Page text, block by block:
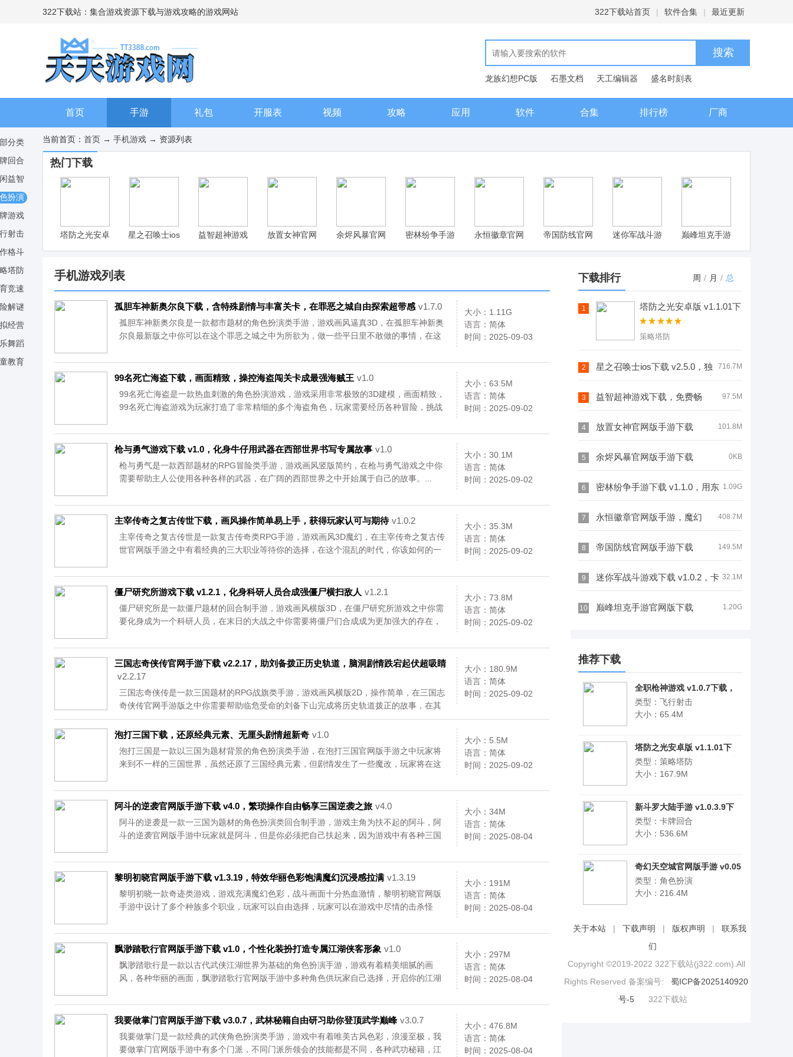
322下载站：集合游戏资源下载与游戏攻略的游戏网站 322下载站首页 | 软件合集 | 最近更新
龙族幻想PC版 石墨文档 天工编辑器
盛名时刻表
现代汉语词典
首页 手游 礼包 开服表 视频 攻略 应用 软件 合集 排行榜 厂商
当前首页： 首页 → 手机游戏 → 资源列表
热门下载
塔防之光安卓
版 v1.1.01下
载，rougelike
元素的塔防之
光策略塔防网
星之召唤士ios
下载 v2.5.0，
产SSR
益智超神游戏
下载，免费畅
放置女神官网
版手游下载
法，能自动完
成各种任务
余烬风暴官网
版手游下载
环境沉浸感拉
满
密林纷争手游
下载 v1.1.0，
动的玄幻大陆
永恒徽章官网
版手游，魔幻
帝国防线官网
版手游下载
匹配真人玩家
迷你军战斗游
戏下载
画风、定制
BGM增强沉浸
巅峰坦克手游
官网版下载
装甲、导弹等
配件助你打造
手机游戏列表
大小：1.11G
语言：简体
时间：2025-09-03
孤胆车神新奥尔良下载，含特殊剧情与丰富关卡，在罪恶之城自由探索超带感 v1.7.0
孤胆车神新奥尔良是一款都市题材的角色扮演类手游，游戏画风逼真3D，在孤胆车神新奥
尔良最新版之中你可以在这个罪恶之城之中为所欲为，做一些平日里不敢做的事情，在这
大小：63.5M
语言：简体
时间：2025-09-02
99名死亡海盗下载，画面精致，操控海盗闯关卡成最强海贼王 v1.0
99名死亡海盗是一款热血刺激的角色扮演游戏，游戏采用非常极致的3D建模，画面精致，
99名死亡海盗游戏为玩家打造了非常精细的多个海盗角色，玩家需要经历各种冒险，挑战
大小：30.1M
语言：简体
时间：2025-09-02
枪与勇气游戏下载 v1.0，化身牛仔用武器在西部世界书写专属故事 v1.0
枪与勇气是一款西部题材的RPG冒险类手游，游戏画风竖版简约，在枪与勇气游戏之中你
需要帮助主人公使用各种各样的武器，在广阔的西部世界之中开始属于自己的故事。...
大小：35.3M
语言：简体
时间：2025-09-02
主宰传奇之复古传世下载，画风操作简单易上手，获得玩家认可与期待 v1.0.2
主宰传奇之复古传世是一款复古传奇类RPG手游，游戏画风3D魔幻，在主宰传奇之复古传
世官网版手游之中有着经典的三大职业等待你的选择，在这个混乱的时代，你该如何的一
大小：73.8M
语言：简体
时间：2025-09-02
僵尸研究所游戏下载 v1.2.1，化身科研人员合成强僵尸横扫敌人 v1.2.1
僵尸研究所是一款僵尸题材的回合制手游，游戏画风横版3D，在僵尸研究所游戏之中你需
要化身成为一个科研人员，在末日的大战之中你需要将僵尸们合成成为更加强大的存在，
大小：180.9M
语言：简体
时间：2025-09-02
三国志奇侠传官网手游下载 v2.2.17，助刘备拨正历史轨道，脑洞剧情跌宕起伏超吸睛
v2.2.17
三国志奇侠传是一款三国题材的RPG战旗类手游，游戏画风横版2D，操作简单，在三国志
奇侠传官网手游版之中你需要帮助临危受命的刘备下山完成将历史轨道拨正的故事，在其
中你将会遭遇许许多多的人和事，你能够收集齐吗?快来三国志奇侠传，开始探索这个全新
的故事吧。...
大小：5.5M
语言：简体
时间：2025-09-02
泡打三国下载，还原经典元素、无厘头剧情超新奇 v1.0
泡打三国是一款以三国为题材背景的角色扮演类手游，在泡打三国官网版手游之中玩家将
来到不一样的三国世界，虽然还原了三国经典元素，但剧情发生了一些魔改，玩家将在这
大小：34M
语言：简体
时间：2025-08-04
阿斗的逆袭官网版手游下载 v4.0，繁琐操作自由畅享三国逆袭之旅 v4.0
阿斗的逆袭是一款一三国为题材的角色扮演类回合制手游，游戏主角为扶不起的阿斗，阿
斗的逆袭官网版手游中玩家就是阿斗，但是你必须把自己扶起来，因为游戏中有各种三国
大小：191M
语言：简体
时间：2025-08-04
黎明初晓官网版手游下载 v1.3.19，特效华丽色彩饱满魔幻沉浸感拉满 v1.3.19
黎明初晓一款奇迹类游戏，游戏充满魔幻色彩，战斗画面十分热血激情，黎明初晓官网版
手游中设计了多个种族多个职业，玩家可以自由选择，玩家可以在游戏中尽情的击杀怪
大小：297M
语言：简体
时间：2025-08-04
飘渺踏歌行官网版手游下载 v1.0，个性化装扮打造专属江湖侠客形象 v1.0
飘渺踏歌行是一款以古代武侠江湖世界为基础的角色扮演手游，游戏有着精美细腻的画
风，各种华丽的画面，飘渺踏歌行官网版手游中多种角色供玩家自己选择，开启你的江湖
大小：476.8M
语言：简体
时间：2025-08-04
我要做掌门官网版手游下载 v3.0.7，武林秘籍自由研习助你登顶武学巅峰 v3.0.7
我要做掌门是一款经典的武侠角色扮演类手游，游戏中有着唯美古风色彩，浪漫至极，我
要做掌门官网版手游中有多个门派，不同门派所领会的技能都是不同，各种武功秘籍，江
周 / 月 / 总
下载排行
1
塔防之光安卓版 v1.1.01下
载，rougelike元素的塔防
之光策略塔防网游下载
策略塔防
2 716.7M
星之召唤士ios下载 v2.5.0，独
创星灵孕育系统让玩家自产SSR
3 97.5M
益智超神游戏下载，免费畅
玩，脑力训练双重收益
4 101.8M
放置女神官网版手游下载
v1.9.0，非常休闲的趣味玩法，能自
5 0KB
余烬风暴官网版手游下载
v1.0.0，中世纪风情、动态环境沉浸
6 1.09G
密林纷争手游下载 v1.1.0，用东
方唯美画风构建飘逸灵动的玄幻大陆
7 408.7M
永恒徽章官网版手游，魔幻
3D 画风，高精建模画面细腻震撼
8 149.5M
帝国防线官网版手游下载
v1.1.1，实时匹配真人玩家在线见招
9 32.1M
迷你军战斗游戏下载 v1.0.2，卡
通画风、定制BGM增强沉浸感
10 1.20G
巅峰坦克手游官网版下载
打造专属装备
推荐下载
全职枪神游戏 v1.0.7下载，
全职枪神竖版射击手游下载
类型：飞行射击
大小：65.4M
塔防之光安卓版 v1.1.01下
载，rougelike元素的塔防之
光策略塔防网游下载
类型：策略塔防
大小：167.9M
新斗罗大陆手游 v1.0.3.9下
载，新斗罗大陆动漫卡牌手游
下载
类型：卡牌回合
大小：536.6M
奇幻天空城官网版手游 v0.05
下载，奇幻天空城二次元
RPG手游下载
类型：角色扮演
大小：216.4M
分类
回合
益智
扮演
游戏
射击
格斗
塔防
竞速
解谜
经营
舞蹈
教育
关于本站 | 下载声明 | 版权声明 |
联系我
们
Copyright ©2019-2022 322下载站(j322.com).All
Rights Reserved 备案编号:
蜀ICP备2025140920
号-5
322下载站